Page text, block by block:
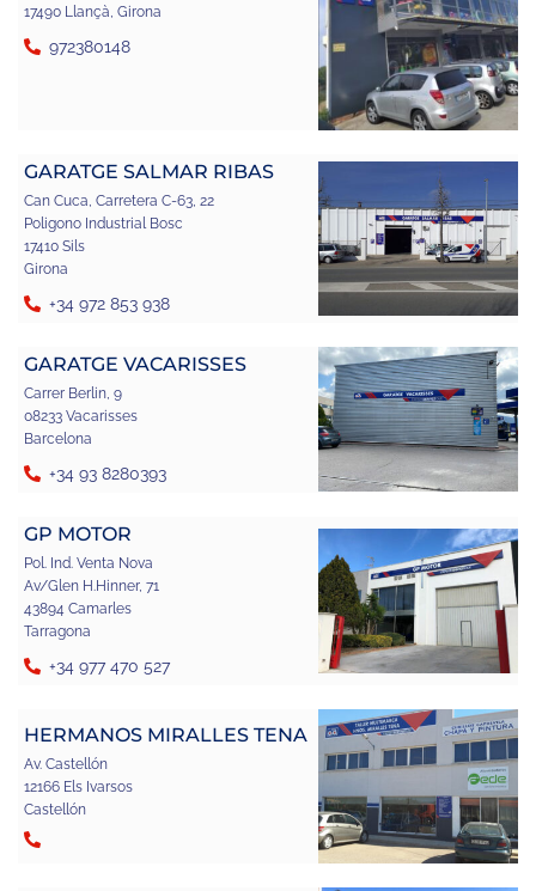
17490 Llançà, Girona
972380148
GARATGE SALMAR RIBAS
Can Cuca, Carretera C-63, 22
Poligono Industrial Bosc
17410 Sils
Girona
+34 972 853 938
GARATGE VACARISSES
Carrer Berlin, 9
08233 Vacarisses
Barcelona
+34 93 8280393
GP MOTOR
Pol. Ind. Venta Nova
Av/Glen H.Hinner, 71
43894 Camarles
Tarragona
+34 977 470 527
HERMANOS MIRALLES TENA
Av. Castellón
12166 Els Ivarsos
Castellón